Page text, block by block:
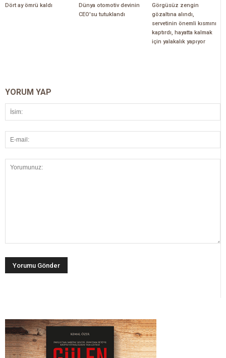
Dört ay ömrü kaldı
Dünya otomotiv devinin
CEO'su tutuklandı
Görgüsüz zengin
gözaltına alındı,
servetinin önemli kısmını
kaptırdı, hayatta kalmak
için yalakalık yapıyor
YORUM YAP